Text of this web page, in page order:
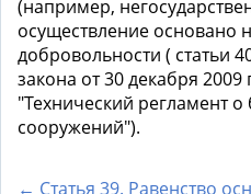
(например,
осуществление основано
добровольности ( статьи
закона от 30 декабря 2009
"Технический регламент
сооружений").
← Статья 39. Равенство